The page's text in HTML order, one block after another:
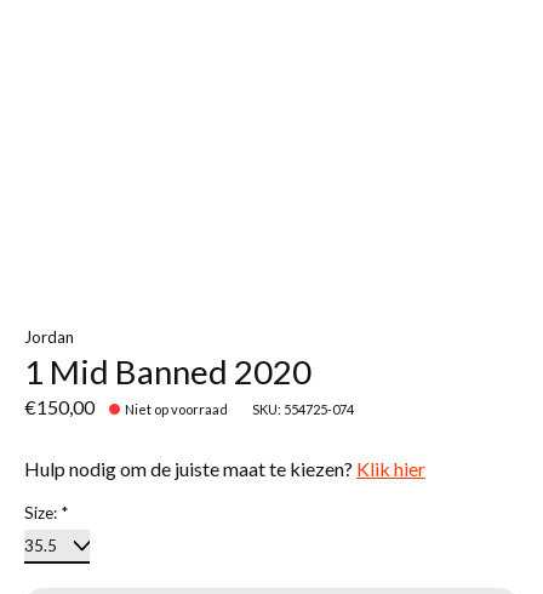
Jordan
1 Mid Banned 2020
€150,00 Niet op voorraad SKU: 554725-074
Hulp nodig om de juiste maat te kiezen? Klik hier
Size: *